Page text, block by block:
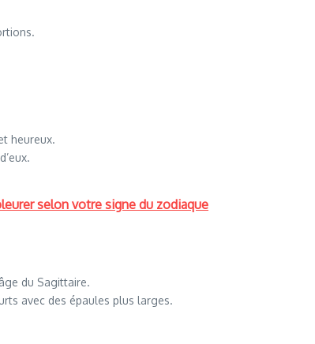
heureux.
selon votre signe du zodiaque
du Sagittaire.
avec des épaules plus larges.